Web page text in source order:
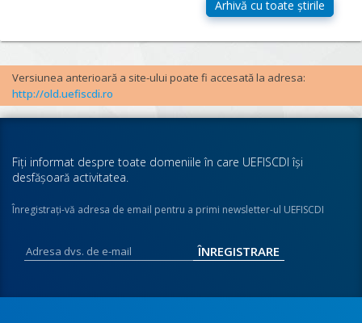
Versiunea anterioară a site-ului poate fi accesată la adresa:
http://old.uefiscdi.ro
Fiţi informat despre toate domeniile în care UEFISCDI îşi
desfăşoară activitatea.
Înregistraţi-vă adresa de email pentru a primi newsletter-ul UEFISCDI